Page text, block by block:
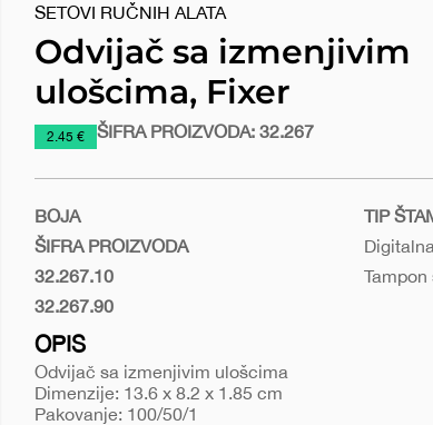
SETOVI RUČNIH ALATA
Odvijač sa izmenjivim
ulošcima, Fixer
https://www.macinkovic.rs/reklamni-
izmenjivim-
uloscima-
fixer
2.45 € ŠIFRA PROIZVODA: 32.267
BOJA
ŠIFRA PROIZVODA
Crna
32.267.10
Bela
32.267.90
TIP
Tampon
OPIS
Odvijač sa izmenjivim ulošcima
Dimenzije: 13.6 x 8.2 x 1.85 cm
Pakovanje: 100/50/1